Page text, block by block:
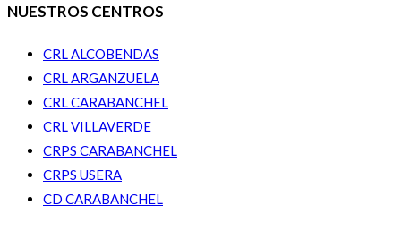
NUESTROS CENTROS
CRL ALCOBENDAS
CRL ARGANZUELA
CRL CARABANCHEL
CRL VILLAVERDE
CRPS CARABANCHEL
CRPS USERA
CD CARABANCHEL